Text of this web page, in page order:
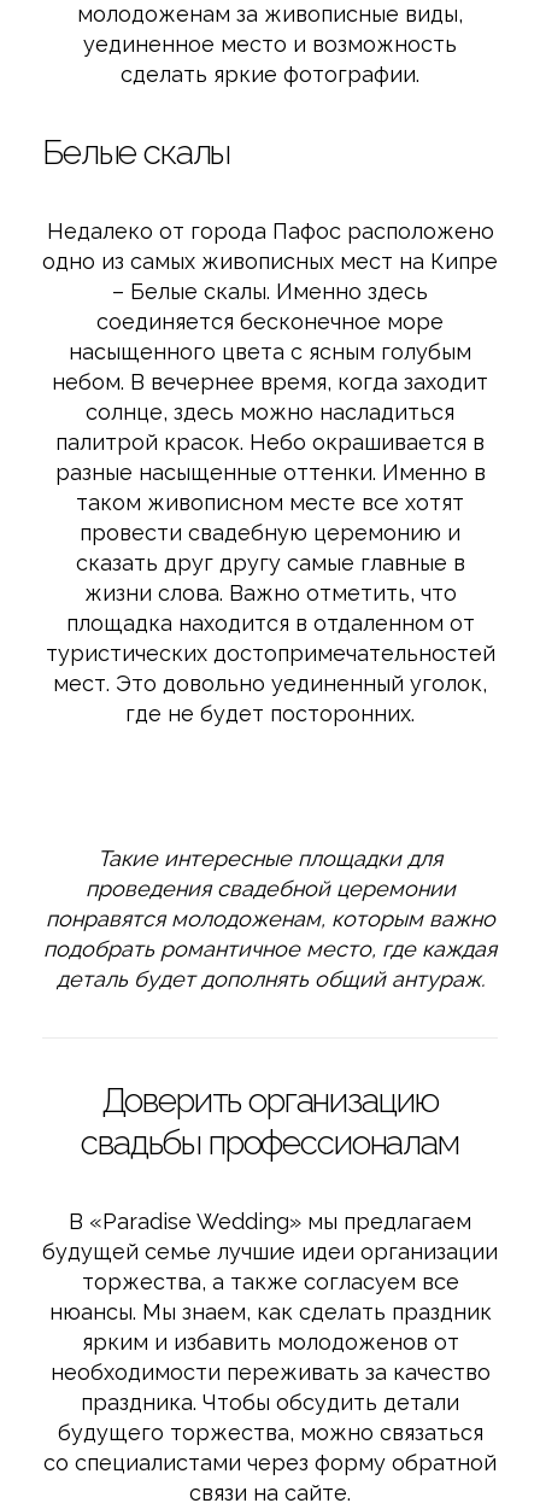
молодоженам за живописные виды,
уединенное место и возможность
сделать яркие фотографии.
Белые скалы
Недалеко от города Пафос расположено
одно из самых живописных мест на Кипре
– Белые скалы. Именно здесь
соединяется бесконечное море
насыщенного цвета с ясным голубым
небом. В вечернее время, когда заходит
солнце, здесь можно насладиться
палитрой красок. Небо окрашивается в
разные насыщенные оттенки. Именно в
таком живописном месте все хотят
провести свадебную церемонию и
сказать друг другу самые главные в
жизни слова. Важно отметить, что
площадка находится в отдаленном от
туристических достопримечательностей
мест. Это довольно уединенный уголок,
где не будет посторонних.
Такие интересные площадки для
проведения свадебной церемонии
понравятся молодоженам, которым важно
подобрать романтичное место, где каждая
деталь будет дополнять общий антураж.
Доверить организацию
свадьбы профессионалам
В «Paradise Wedding» мы предлагаем
будущей семье лучшие идеи организации
торжества, а также согласуем все
нюансы. Мы знаем, как сделать праздник
ярким и избавить молодоженов от
необходимости переживать за качество
праздника. Чтобы обсудить детали
будущего торжества, можно связаться
со специалистами через форму обратной
связи на сайте.